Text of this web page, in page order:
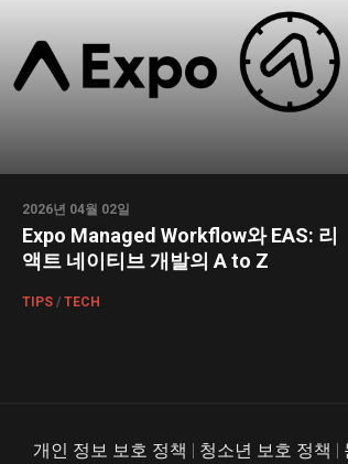
2026년 04월 02일
Expo Managed Workflow와 EAS: 리
액트 네이티브 개발의 A to Z
TIPS / TECH
개인 정보 보호 정책 | 청소년 보호 정책 |